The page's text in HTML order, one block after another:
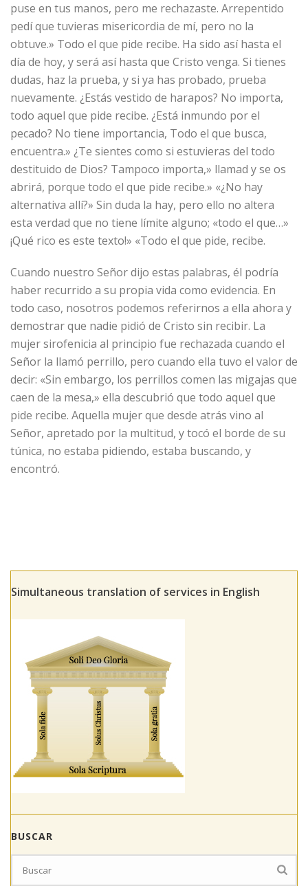
puse en tus manos, pero me rechazaste. Arrepentido
pedí que tuvieras misericordia de mí, pero no la
obtuve.» Todo el que pide recibe. Ha sido así hasta el
día de hoy, y será así hasta que Cristo venga. Si tienes
dudas, haz la prueba, y si ya has probado, prueba
nuevamente. ¿Estás vestido de harapos? No importa,
todo aquel que pide recibe. ¿Está inmundo por el
pecado? No tiene importancia, Todo el que busca,
encuentra.» ¿Te sientes como si estuvieras del todo
destituido de Dios? Tampoco importa,» llamad y se os
abrirá, porque todo el que pide recibe.» «¿No hay
alternativa allí?» Sin duda la hay, pero ello no altera
esta verdad que no tiene límite alguno; «todo el que…»
¡Qué rico es este texto!» «Todo el que pide, recibe.
Cuando nuestro Señor dijo estas palabras, él podría
haber recurrido a su propia vida como evidencia. En
todo caso, nosotros podemos referirnos a ella ahora y
demostrar que nadie pidió de Cristo sin recibir. La
mujer sirofenicia al principio fue rechazada cuando el
Señor la llamó perrillo, pero cuando ella tuvo el valor de
decir: «Sin embargo, los perrillos comen las migajas que
caen de la mesa,» ella descubrió que todo aquel que
pide recibe. Aquella mujer que desde atrás vino al
Señor, apretado por la multitud, y tocó el borde de su
túnica, no estaba pidiendo, estaba buscando, y
encontró.
Simultaneous translation of services in English
BUSCAR